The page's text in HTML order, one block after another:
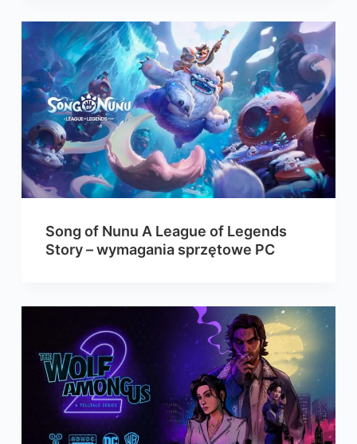
Song of Nunu A League of Legends
Story – wymagania sprzętowe PC